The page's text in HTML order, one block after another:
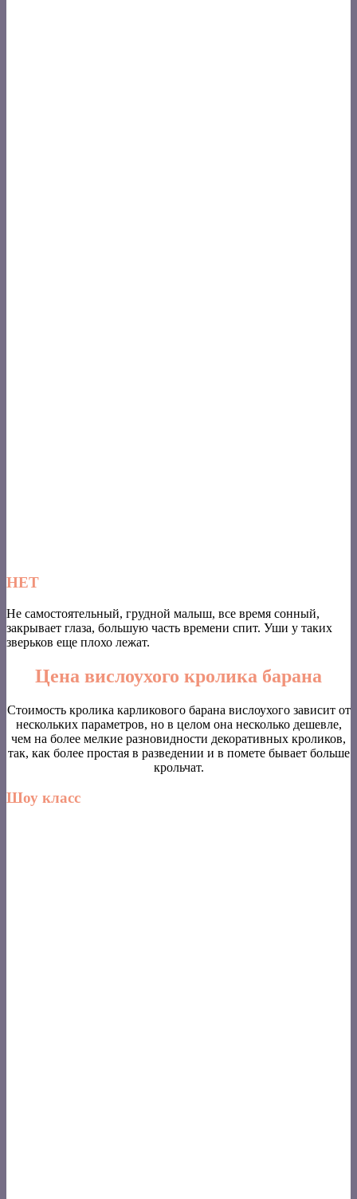
НЕТ
Не самостоятельный, грудной малыш, все время сонный,
закрывает глаза, большую часть времени спит. Уши у таких
зверьков еще плохо лежат.
Цена вислоухого кролика барана
Стоимость кролика карликового барана вислоухого зависит от
нескольких параметров, но в целом она несколько дешевле,
чем на более мелкие разновидности декоративных кроликов,
так, как более простая в разведении и в помете бывает больше
крольчат.
Шоу класс